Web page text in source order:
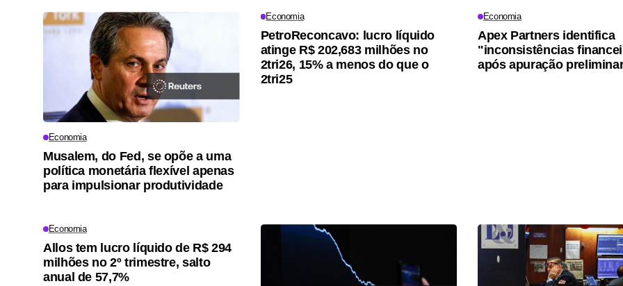
Economia
Musalem, do Fed, se opõe a uma
política monetária flexível apenas
para impulsionar produtividade
Economia
PetroReconcavo: lucro líquido
atinge R$ 202,683 milhões no
2tri26, 15% a menos do que o
2tri25
Economia
Apex Partners identifica
"inconsistências
após apuração
Economia
Allos tem lucro líquido de R$ 294
milhões no 2º trimestre, salto
anual de 57,7%